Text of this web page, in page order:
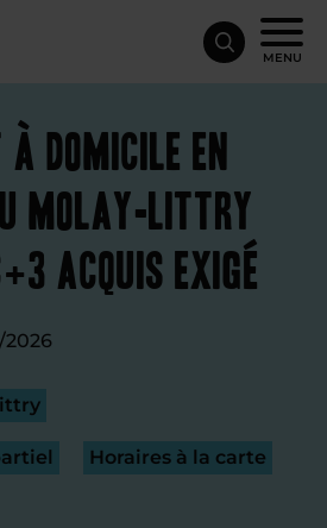
MENU
domicile en
Molay-Littry
acquis exigé
Horaires à la carte